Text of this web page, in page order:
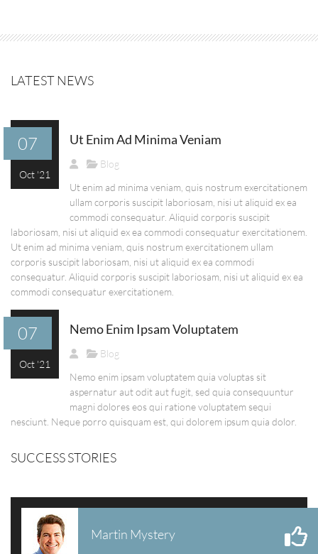
LATEST NEWS
07
Oct '21
Ut Enim Ad Minima Veniam
Blog
Ut enim ad minima veniam, quis nostrum exercitationem
ullam corporis suscipit laboriosam, nisi ut aliquid ex ea
commodi consequatur. Aliquid corporis suscipit
laboriosam, nisi ut aliquid ex ea commodi consequatur exercitationem.
Ut enim ad minima veniam, quis nostrum exercitationem ullam
corporis suscipit laboriosam, nisi ut aliquid ex ea commodi
consequatur. Aliquid corporis suscipit laboriosam, nisi ut aliquid ex ea
commodi consequatur exercitationem.
07
Oct '21
Nemo Enim Ipsam Voluptatem
Blog
Nemo enim ipsam voluptatem quia voluptas sit
aspernatur aut odit aut fugit, sed quia consequuntur
magni dolores eos qui ratione voluptatem sequi
nesciunt. Neque porro quisquam est, qui dolorem ipsum quia dolor.
SUCCESS STORIES
Martin Mystery